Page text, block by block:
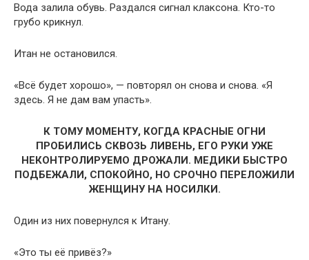
Вода залила обувь. Раздался сигнал клаксона. Кто-то
грубо крикнул.
Итан не остановился.
«Всё будет хорошо», — повторял он снова и снова. «Я
здесь. Я не дам вам упасть».
К ТОМУ МОМЕНТУ, КОГДА КРАСНЫЕ ОГНИ
ПРОБИЛИСЬ СКВОЗЬ ЛИВЕНЬ, ЕГО РУКИ УЖЕ
НЕКОНТРОЛИРУЕМО ДРОЖАЛИ. МЕДИКИ БЫСТРО
ПОДБЕЖАЛИ, СПОКОЙНО, НО СРОЧНО ПЕРЕЛОЖИЛИ
ЖЕНЩИНУ НА НОСИЛКИ.
Один из них повернулся к Итану.
«Это ты её привёз?»